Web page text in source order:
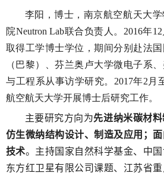
李阳，博士，南京航空航天大
院Neutron Lab联合负责人。 2016年12
取得工学博士学位，期间分别赴法
（巴黎）、芬兰奥卢大学微电子系
与工程系从事访学研究。
2017年2月
航空航天大学开展博士后研究工作。
主要研究方向为先进纳米碳材料
仿生微纳结构设计、制造及应用；
技术。主持国家自然科学基金、中
东方红卫星有限公司课题、江苏省